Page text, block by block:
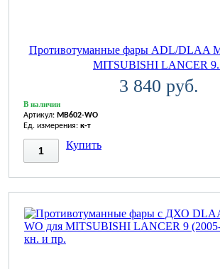
Противотуманные фары ADL/DLAA
MITSUBISHI LANCER
3 840 руб.
В наличии
Артикул: MB602-WO
Ед. измерения: к-т
Купить